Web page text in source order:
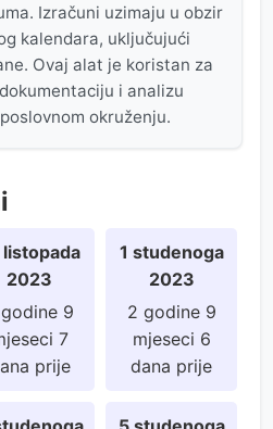
Izračuni uzimaju u obzir
kalendara, uključujući
Ovaj alat je koristan za
i analizu
okruženju.
listopada
2023
9
7
prije
1 studenoga
2023
2 godine 9
mjeseci 6
dana prije